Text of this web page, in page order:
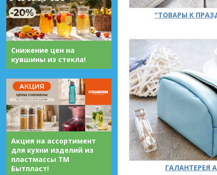
Снижение цен на
кувшины из стекла!
Акция на ассортимент
для кухни изделий из
пластмассы ТМ
Бытпласт!
"ТОВАРЫ К
ГАЛАНТЕРЕЯ